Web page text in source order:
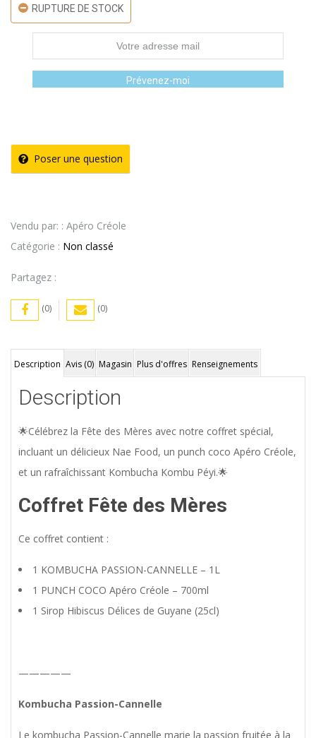
RUPTURE DE STOCK
Prévenez-moi
Poser une question
Vendu par: : Apéro Créole
Catégorie : Non classé
Partagez :
(0) (0)
Description Avis (0) Magasin Plus d'offres Renseignements
Description
🌟Célébrez la Fête des Mères avec notre coffret spécial,
incluant un délicieux Nae Food, un punch coco Apéro Créole,
et un rafraîchissant Kombucha Kombu Péyi.🌟
Coffret Fête des Mères
Ce coffret contient :
1 KOMBUCHA PASSION-CANNELLE – 1L
1 PUNCH COCO Apéro Créole – 700ml
1 Sirop Hibiscus Délices de Guyane (25cl)
—————
Kombucha Passion-Cannelle
Le kombucha Passion-Cannelle marie la passion fruitée à la